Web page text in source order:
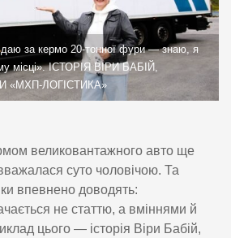
за кермо 20-тонної фури — знаю, я
місці». ІСТОРІЯ ВІРИ БАБІЙ,
«МХП-ЛОГІСТИКА»
великовантажного авто ще
суто чоловічою. Та
впевнено доводять:
не статтю, а вміннями й
цього — історія Віри Бабій,